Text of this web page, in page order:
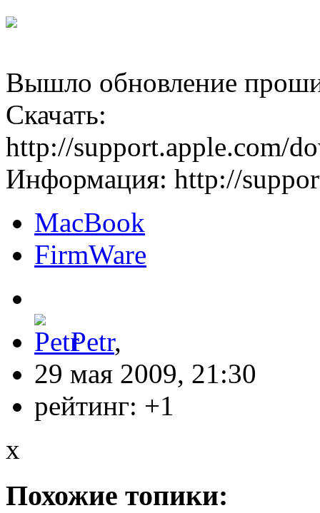
Вышло обновление
Скачать:
http://support.apple.com/
Информация: http://
MacBook
FirmWare
Petr,
29 мая 2009, 21:30
рейтинг: +1
x
Похожие топики: